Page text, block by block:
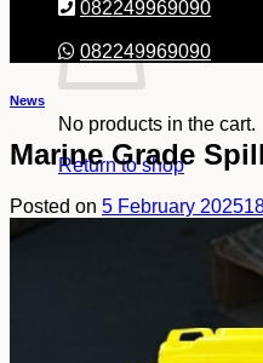
No products in the cart.
Return to shop
082249969090
082249969090
News
Marine Grade
Posted on 5 February 2025